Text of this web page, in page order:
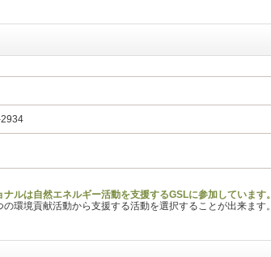
ルは自然エネルギー活動を支援するGSLに参加しています。
環境貢献活動から支援する活動を選択することが出来ます。